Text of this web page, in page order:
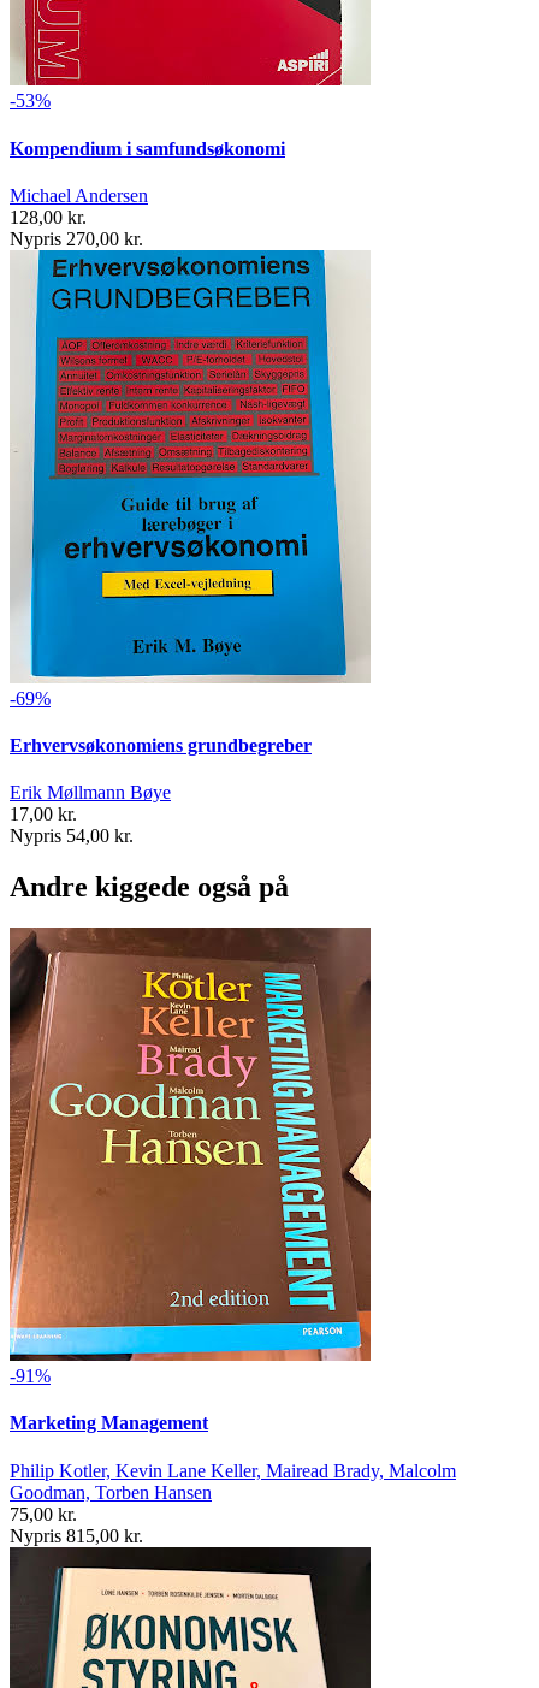
-53%
Kompendium i samfundsøkonomi
Michael Andersen
128,00 kr.
Nypris 270,00 kr.
-69%
Erhvervsøkonomiens grundbegreber
Erik Møllmann Bøye
17,00 kr.
Nypris 54,00 kr.
Andre kiggede også på
-91%
Marketing Management
Philip Kotler, Kevin Lane Keller, Mairead Brady, Malcolm
Goodman, Torben Hansen
75,00 kr.
Nypris 815,00 kr.